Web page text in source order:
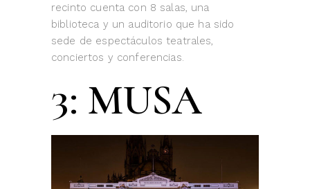
recinto cuenta con 8 salas, una
biblioteca y un auditorio que ha sido
sede de espectáculos teatrales,
conciertos y conferencias.
3: MUSA